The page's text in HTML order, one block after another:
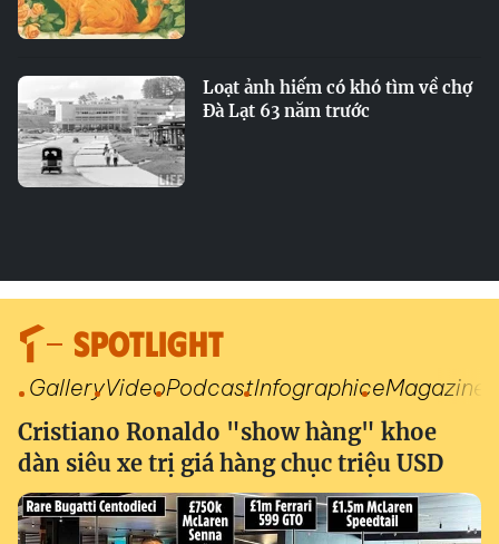
Loạt ảnh hiếm có khó tìm về chợ
Đà Lạt 63 năm trước
SPOTLIGHT
GalleryVideoPodcastInfographiceMagazine
Cristiano Ronaldo "show hàng" khoe
dàn siêu xe trị giá hàng chục triệu USD